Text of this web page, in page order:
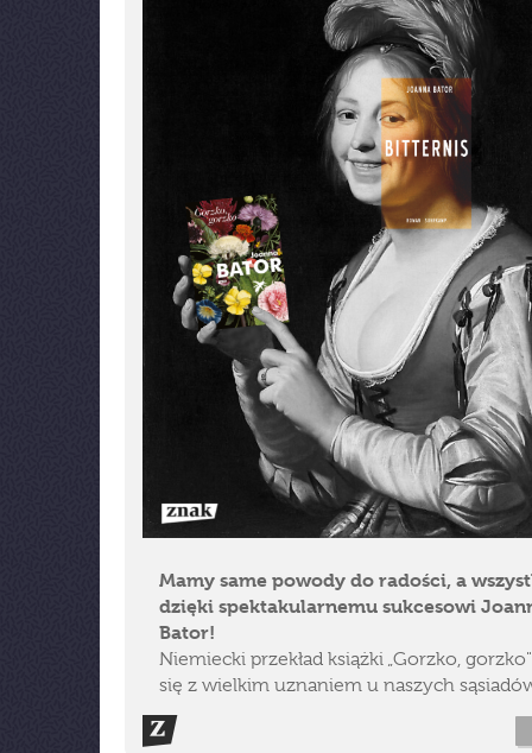
Mamy same powody do radości, a
dzięki spektakularnemu sukcesowi
Bator!
Niemiecki przekład książki „Gorzko,
się z wielkim uznaniem u naszych